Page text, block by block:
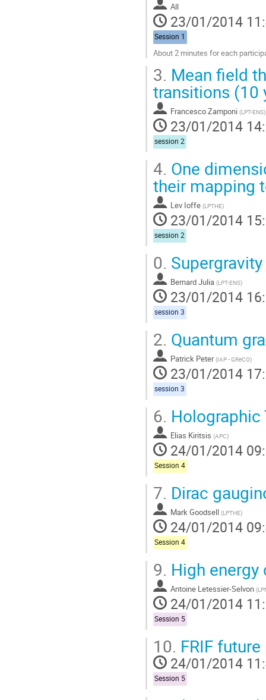
All
23/01/2014
Session 1
About 2 minutes for each
à
page
de
la
contribution
3. Mean field
transitions (10
Francesco Zamponi (LPT-ENS)
23/01/2014
session 2
4. One
their mapping
Lev Ioffe (LPTHE)
23/01/2014
session 2
0.
Bernard Julia (LPT-ENS)
23/01/2014
session 3
2. Quantum
Patrick Peter (IAP - GReCO)
23/01/2014
session 3
6. Holographic
Elias Kiritsis (APC)
24/01/2014
Session 4
7. Dirac
Mark Goodsell (LPTHE)
24/01/2014
Session 4
9. High
Antoine Letessier-Selvon (
24/01/2014
Session 5
10. FRIF
24/01/2014
Session 5